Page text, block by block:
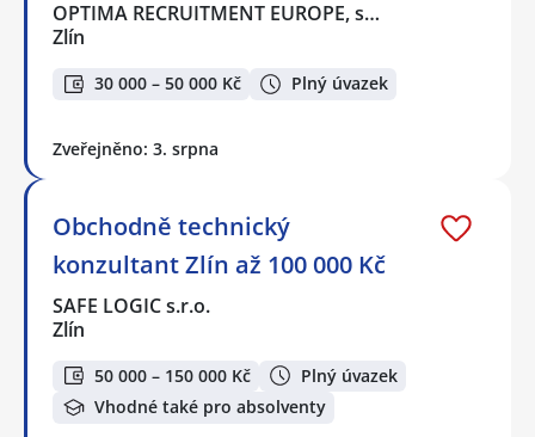
OPTIMA RECRUITMENT EUROPE, s…
Zlín
30 000 – 50 000 Kč Plný úvazek
Zveřejněno: 3. srpna
Obchodně technický
konzultant Zlín až 100 000 Kč
SAFE LOGIC s.r.o.
Zlín
50 000 – 150 000 Kč
Plný úvazek
Vhodné také pro absolventy